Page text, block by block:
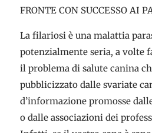
FRONTE CON SUCCESSO AI
La filariosi è una malattia
potenzialmente seria, a volte
il problema di salute canina
pubblicizzato dalle svariate
d’informazione promosse
o dalle associazioni dei